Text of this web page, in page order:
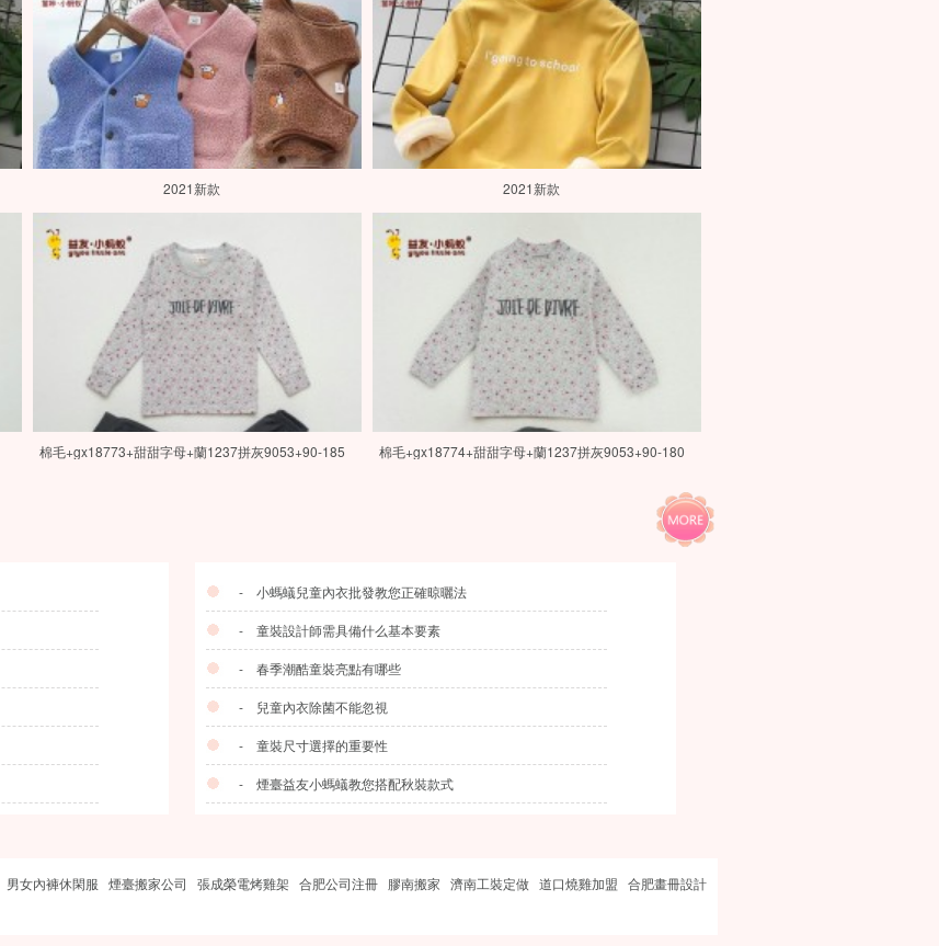
2021新款 2021新款
棉毛+gx18773+甜甜字母+蘭1237拼灰9053+90-185 棉毛+gx18774+甜甜字母+蘭1237拼灰9053+90-180
- 小螞蟻兒童內衣批發教您正確晾曬法
- 童裝設計師需具備什么基本要素
- 春季潮酷童裝亮點有哪些
- 兒童內衣除菌不能忽視
- 童裝尺寸選擇的重要性
- 煙臺益友小螞蟻教您搭配秋裝款式
男女內褲休閑服 煙臺搬家公司 張成榮電烤雞架 合肥公司注冊 膠南搬家 濟南工裝定做 道口燒雞加盟 合肥畫冊設計